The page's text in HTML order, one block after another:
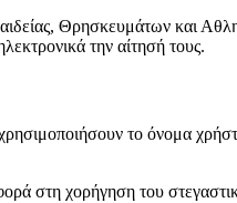
Θρησκευμάτων και
την αίτησή τους.
το όνομα
στη χορήγηση του